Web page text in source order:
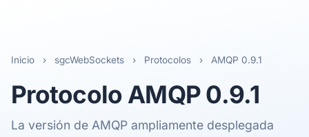
Inicio › sgcWebSockets › Protocolos › AMQP 0.9.1
Protocolo AMQP 0.9.1
La versión de AMQP ampliamente desplegada